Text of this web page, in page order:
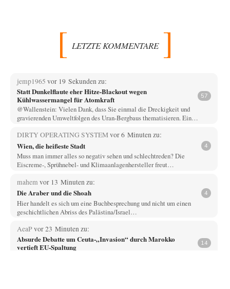
LETZTE KOMMENTARE
jemp1965 vor 19 Sekunden zu:
Statt Dunkelflaute eher Hitze-Blackout wegen
Kühlwassermangel für Atomkraft
57
@Wallenstein: Vielen Dank, dass Sie einmal die Dreckigkeit und
gravierenden Umweltfolgen des Uran-Bergbaus thematisieren. Ein…
DIRTY OPERATING SYSTEMvor 6 Minuten zu:
Wien, die heißeste Stadt 4
Muss man immer alles so negativ sehen und schlechtreden? Die
Eiscreme-, Sprühnebel- und Klimaanlagenhersteller freut…
mahem vor 13 Minuten zu:
Die Araber und die Shoah 4
Hier handelt es sich um eine Buchbesprechung und nicht um einen
geschichtlichen Abriss des Palästina/Israel…
AeaPvor 23 Minuten zu:
Absurde Debatte um Ceuta-„Invasion“ durch Marokko
vertieft EU-Spaltung
14